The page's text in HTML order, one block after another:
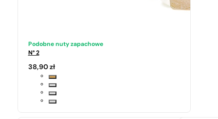
Podobne nuty zapachowe
N° 2
38,90 zł